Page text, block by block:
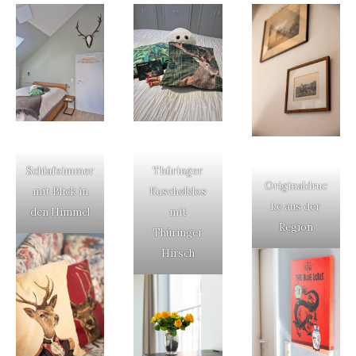
Schlafzimmer
mit Blick in
den Himmel
Thüringer
Kuschelklos
mit
Thüringer
Hirsch
Originaldruc
ke aus der
Region